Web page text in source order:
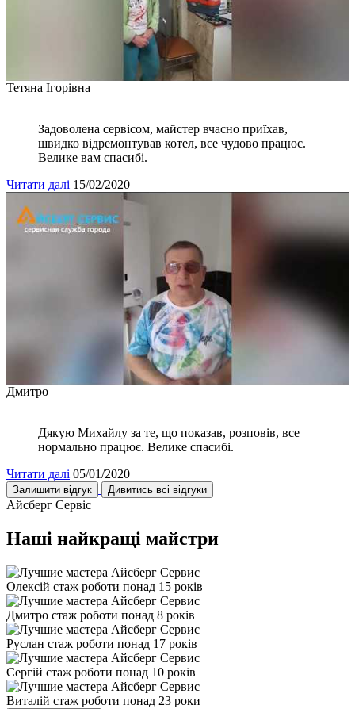
Тетяна Ігорівна
Задоволена сервісом, майстер вчасно приїхав,
швидко відремонтував котел, все чудово працює.
Велике вам спасибі.
Читати далі 15/02/2020
Дмитро
Дякую Михайлу за те, що показав, розповів, все
нормально працює. Велике спасибі.
Читати далі 05/01/2020
Залишити відгук Дивитись всі відгуки
Айсберг Сервіс
Наші найкращі майстри
Олексій стаж роботи понад 15 років
Дмитро стаж роботи понад 8 років
Руслан стаж роботи понад 17 років
Сергій стаж роботи понад 10 років
Виталій стаж роботи понад 23 роки